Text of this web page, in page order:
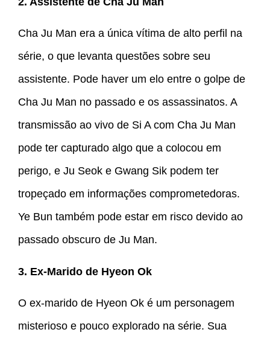
Cha Ju Man era a única vítima de alto perfil na
série, o que levanta questões sobre seu
assistente. Pode haver um elo entre o golpe de
Cha Ju Man no passado e os assassinatos. A
transmissão ao vivo de Si A com Cha Ju Man
pode ter capturado algo que a colocou em
perigo, e Ju Seok e Gwang Sik podem ter
tropeçado em informações comprometedoras.
Ye Bun também pode estar em risco devido ao
passado obscuro de Ju Man.
3. Ex-Marido de Hyeon Ok
O ex-marido de Hyeon Ok é um personagem
misterioso e pouco explorado na série. Sua